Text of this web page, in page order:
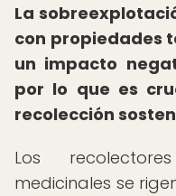
La
con propiedades
un impacto
por lo que es
recolección
Los
medicinales se